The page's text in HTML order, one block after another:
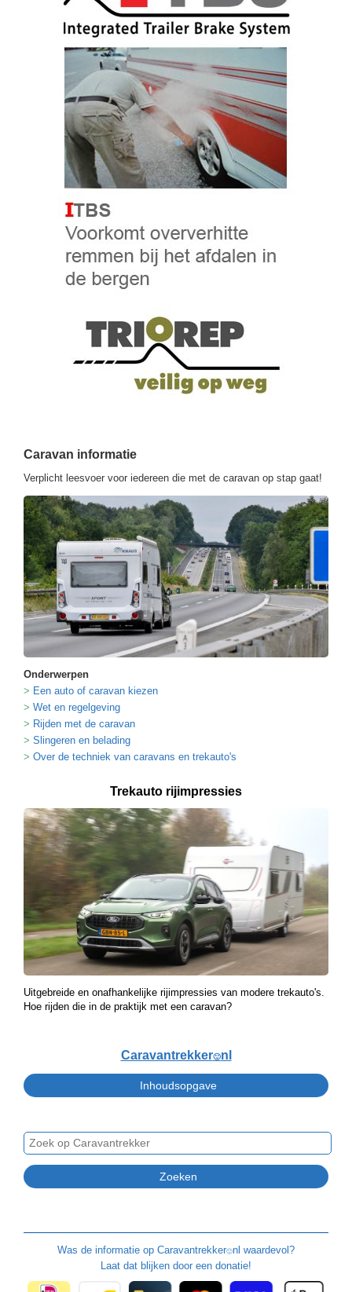
Caravan informatie
Verplicht leesvoer voor iedereen die met de caravan op stap gaat!
Onderwerpen
Een auto of caravan kiezen
Wet en regelgeving
Rijden met de caravan
Slingeren en belading
Over de techniek van caravans en trekauto's
Trekauto rijimpressies
Uitgebreide en onafhankelijke rijimpressies van modere trekauto's.
Hoe rijden die in de praktijk met een caravan?
Caravantrekker🙂nl
Was de informatie op Caravantrekker🙂nl waardevol?
Laat dat blijken door een donatie!